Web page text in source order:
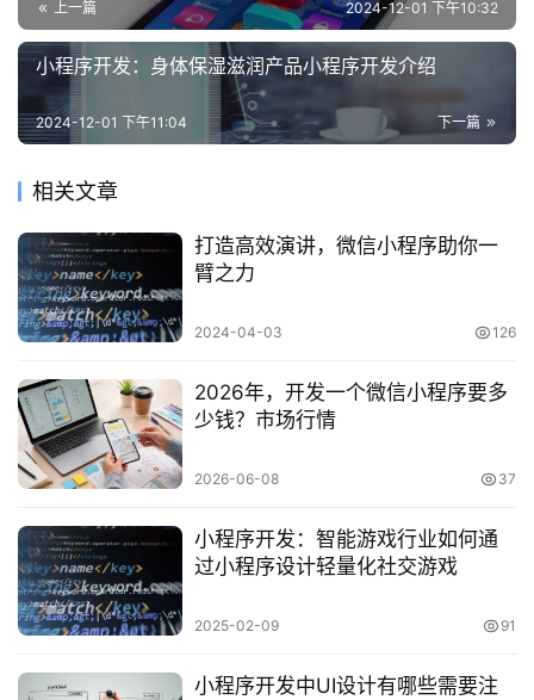
上一篇 2024-12-01 下午10:32
小程序开发：身体保湿滋润产品小程序开发介绍
下一篇
2024-12-01 下午11:04
相关文章
打造高效演讲，微信小程序助你一
臂之力
2024-04-03 126
2026年，开发一个微信小程序要多
少钱？市场行情
2026-06-08 37
小程序开发：智能游戏行业如何通
过小程序设计轻量化社交游戏
2025-02-09 91
小程序开发中UI设计有哪些需要注